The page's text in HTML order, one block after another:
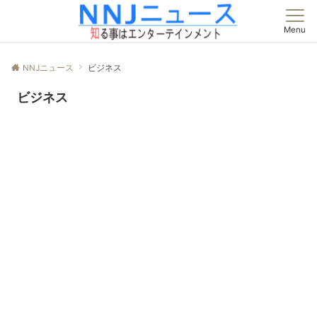
Menu
NNJニュース ビジネス
ビジネス